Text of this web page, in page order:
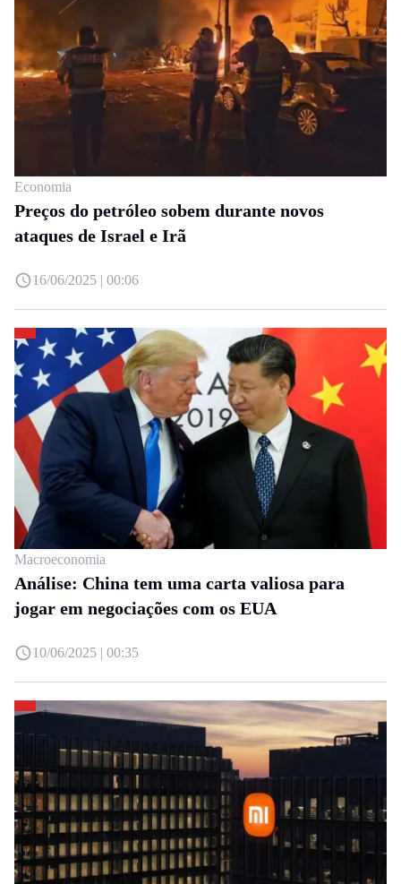
Economia
Preços do petróleo sobem durante novos
ataques de Israel e Irã
16/06/2025 | 00:06
Macroeconomia
Análise: China tem uma carta valiosa para
jogar em negociações com os EUA
10/06/2025 | 00:35